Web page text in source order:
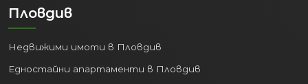
Пловдив
Недвижими имоти в Пловдив
Едностайни апартаменти в Пловдив